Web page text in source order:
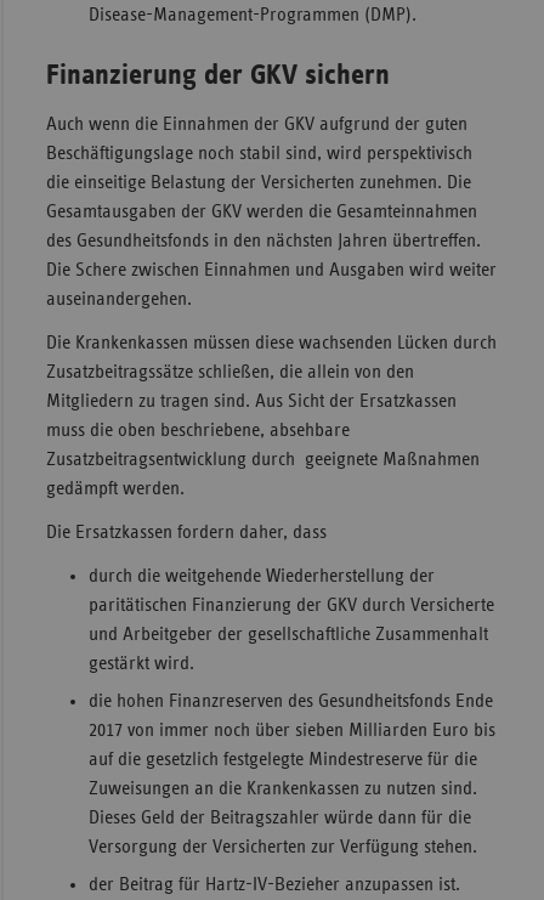
Disease-Management-Programmen (DMP).
Finanzierung der GKV sichern
Auch wenn die Einnahmen der GKV aufgrund der guten
Beschäftigungslage noch stabil sind, wird perspektivisch
die einseitige Belastung der Versicherten zunehmen. Die
Gesamtausgaben der GKV werden die Gesamteinnahmen
des Gesundheitsfonds in den nächsten Jahren übertreffen.
Die Schere zwischen Einnahmen und Ausgaben wird weiter
auseinandergehen.
Die Krankenkassen müssen diese wachsenden Lücken durch
Zusatzbeitragssätze schließen, die allein von den
Mitgliedern zu tragen sind. Aus Sicht der Ersatzkassen
muss die oben beschriebene, absehbare
Zusatzbeitragsentwicklung durch geeignete Maßnahmen
gedämpft werden.
Die Ersatzkassen fordern daher, dass
durch die weitgehende Wiederherstellung der
paritätischen Finanzierung der GKV durch Versicherte
und Arbeitgeber der gesellschaftliche Zusammenhalt
gestärkt wird.
die hohen Finanzreserven des Gesundheitsfonds Ende
2017 von immer noch über sieben Milliarden Euro bis
auf die gesetzlich festgelegte Mindestreserve für die
Zuweisungen an die Krankenkassen zu nutzen sind.
Dieses Geld der Beitragszahler würde dann für die
Versorgung der Versicherten zur Verfügung stehen.
der Beitrag für Hartz-IV-Bezieher anzupassen ist.